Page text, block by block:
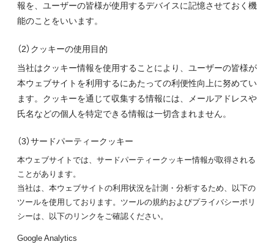
報を、ユーザーの皆様が使用するデバイスに記憶させておく機
能のことをいいます。
（2）クッキーの使用目的
当社はクッキー情報を使用することにより、ユーザーの皆様が
本ウェブサイトを利用するにあたっての利便性向上に努めてい
ます。クッキーを通じて収集する情報には、メールアドレスや
氏名などの個人を特定できる情報は一切含まれません。
（3）サードパーティークッキー
本ウェブサイトでは、サードパーティークッキー情報が取得される
ことがあります。
当社は、本ウェブサイトの利用状況を計測・分析するため、以下の
ツールを使用しております。ツールの規約およびプライバシーポリ
シーは、以下のリンクをご確認ください。
Google Analytics